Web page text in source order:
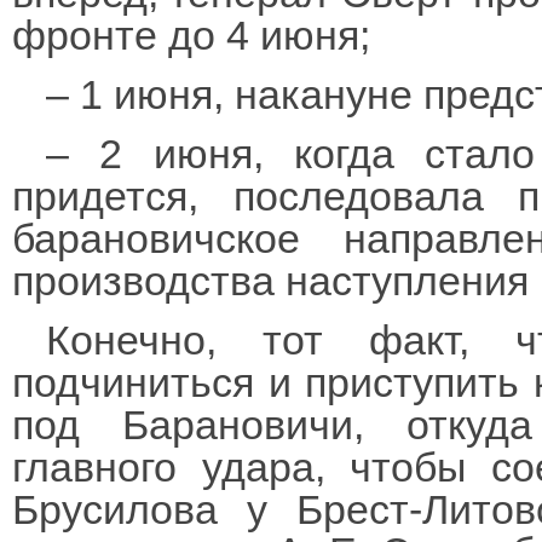
фронте до 4 июня;
– 1 июня, накануне
– 2 июня, когда стало
придется,
барановичское
производства
Конечно, тот факт,
подчиниться и
под Барановичи,
главного удара, чтобы
Брусилова у Брест-